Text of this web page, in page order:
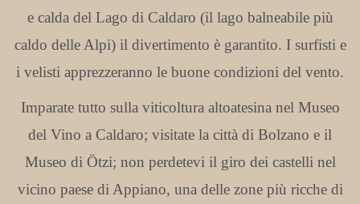
e calda del Lago di Caldaro (il lago balneabile più
caldo delle Alpi) il divertimento è garantito. I surfisti e
i velisti apprezzeranno le buone condizioni del vento.
Imparate tutto sulla viticoltura altoatesina nel Museo
del Vino a Caldaro; visitate la città di Bolzano e il
Museo di Ötzi; non perdetevi il giro dei castelli nel
vicino paese di Appiano, una delle zone più ricche di